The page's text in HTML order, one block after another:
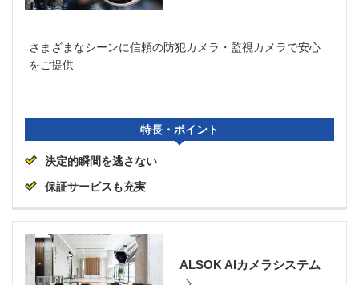
さまざまなシーンに信頼の防犯カメラ・監視カメラで安心
をご提供
特長・ポイント
決定的瞬間を逃さない
保証サービスも充実
ALSOK AIカメラシステム